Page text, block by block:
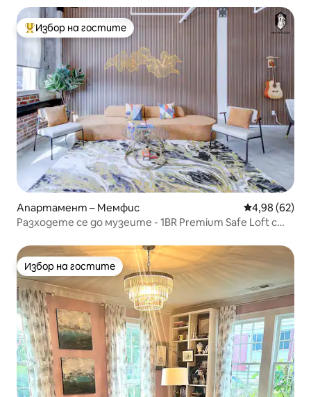
Най-популярен избор на гостите
Избор на гостите
Апартамент – Мемфис Средна
4,98 (62)
Разходете се до музеите - 1BR Premium Safe Loft с
Избор на гостите
Избор на гостите